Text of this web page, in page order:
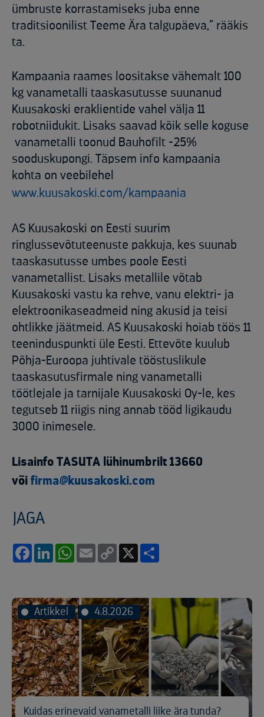
ümbruste korrastamiseks juba enne
traditsioonilist Teeme Ära talgupäeva,” rääkis
ta.
Kampaania raames loositakse vähemalt 100
kg vanametalli taaskasutusse suunanud
Kuusakoski eraklientide vahel välja 11
robotniidukit. Lisaks saavad kõik selle koguse
vanametalli toonud Bauhofilt -25%
sooduskupongi. Täpsem info kampaania
kohta on veebilehel
www.kuusakoski.com/kampaania
AS Kuusakoski on Eesti suurim
ringlussevõtuteenuste pakkuja, kes suunab
taaskasutusse umbes poole Eesti
vanametallist. Lisaks metallile võtab
Kuusakoski vastu ka rehve, vanu elektri- ja
elektroonikaseadmeid ning akusid ja teisi
ohtlikke jäätmeid. AS Kuusakoski hoiab töös 11
teeninduspunkti üle Eesti. Ettevõte kuulub
Põhja-Euroopa juhtivale tööstuslikule
taaskasutusfirmale ning vanametalli
töötlejale ja tarnijale Kuusakoski Oy-le, kes
tegutseb 11 riigis ning annab tööd ligikaudu
3000 inimesele.
Lisainfo TASUTA lühinumbrilt 13660
või firma@kuusakoski.com
JAGA
FacebookLinkedInWhatsApp
Email
Copy
Artikkel 4.8.2026
Kuidas erinevaid vanametalli liike ära tunda?